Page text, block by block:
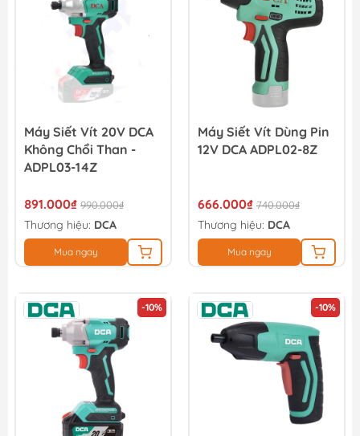
Máy Siết Vít 20V DCA
Không Chổi Than -
ADPL03-14Z
891.000₫ 990.000₫
Thương hiệu: DCA
Mua ngay
Máy Siết Vít Dùng Pin
12V DCA ADPL02-8Z
666.000₫ 740.000₫
Thương hiệu: DCA
Mua ngay
-10% -10%